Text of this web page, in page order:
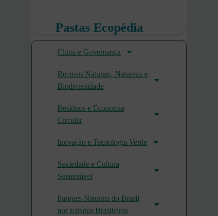
Pastas Ecopédia
Clima e Governança
Recusos Naturais, Natureza e
Biodiversidade
Resíduos e Economia
Circular
Inovação e Tecnologia Verde
Sociedade e Cultura
Sustentável
Parques Naturais do Brasil
por Estados Brasileiros